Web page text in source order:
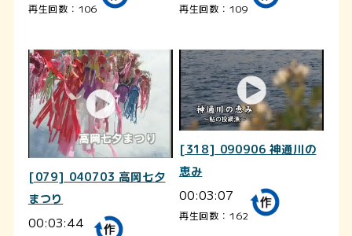
再生回数：106 再生回数：109
[079] 040703 高岡七夕
まつり
00:03:44
[318] 090906 神通川の
恵み
00:03:07
再生回数：162